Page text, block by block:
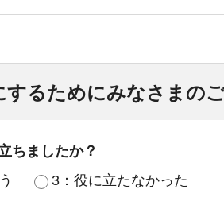
るためにみなさまの
ちましたか？
3：役に立たなかった